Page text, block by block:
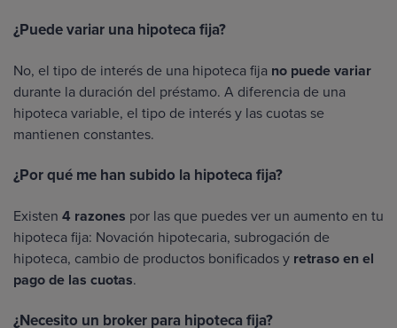
¿Puede variar una hipoteca fija?
No, el tipo de interés de una hipoteca fija no puede variar
durante la duración del préstamo. A diferencia de una
hipoteca variable, el tipo de interés y las cuotas se
mantienen constantes.
¿Por qué me han subido la hipoteca fija?
Existen 4 razones por las que puedes ver un aumento en tu
hipoteca fija: Novación hipotecaria, subrogación de
hipoteca, cambio de productos bonificados y retraso en el
pago de las cuotas.
¿Necesito un broker para hipoteca fija?